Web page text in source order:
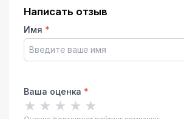
Написать отзыв
Имя *
Ваша оценка *
★ ★ ★ ★ ★